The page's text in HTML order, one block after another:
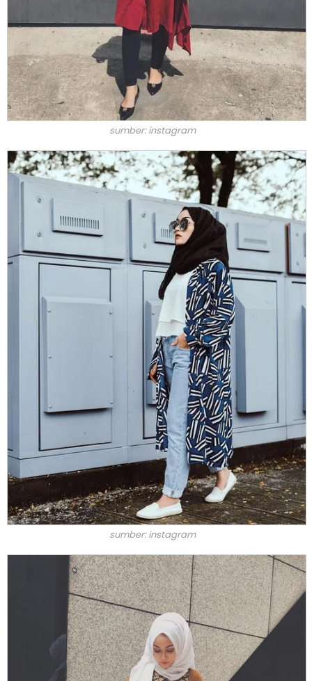
sumber: instagram
sumber: instagram